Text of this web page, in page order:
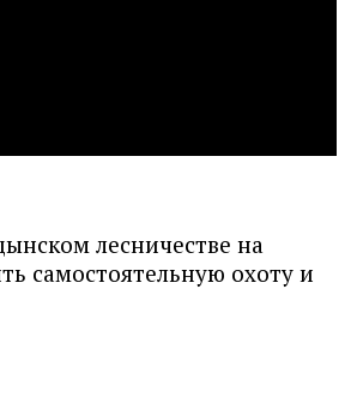
лесничестве на
самостоятельную охоту и